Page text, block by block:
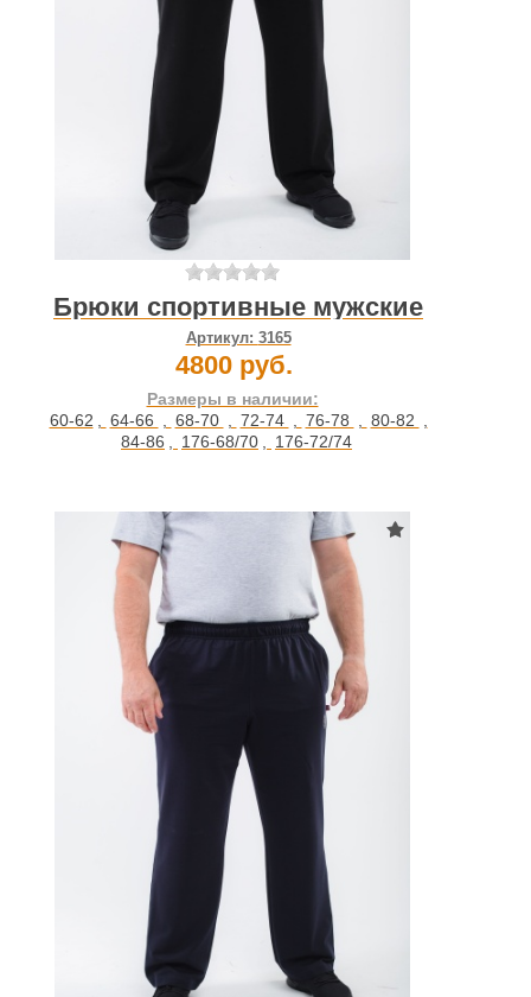
Брюки спортивные мужские
Артикул: 3165
4800 руб.
Размеры в наличии:
60-62 , 64-66 , 68-70 , 72-74 , 76-78 , 80-82 ,
84-86 , 176-68/70 , 176-72/74